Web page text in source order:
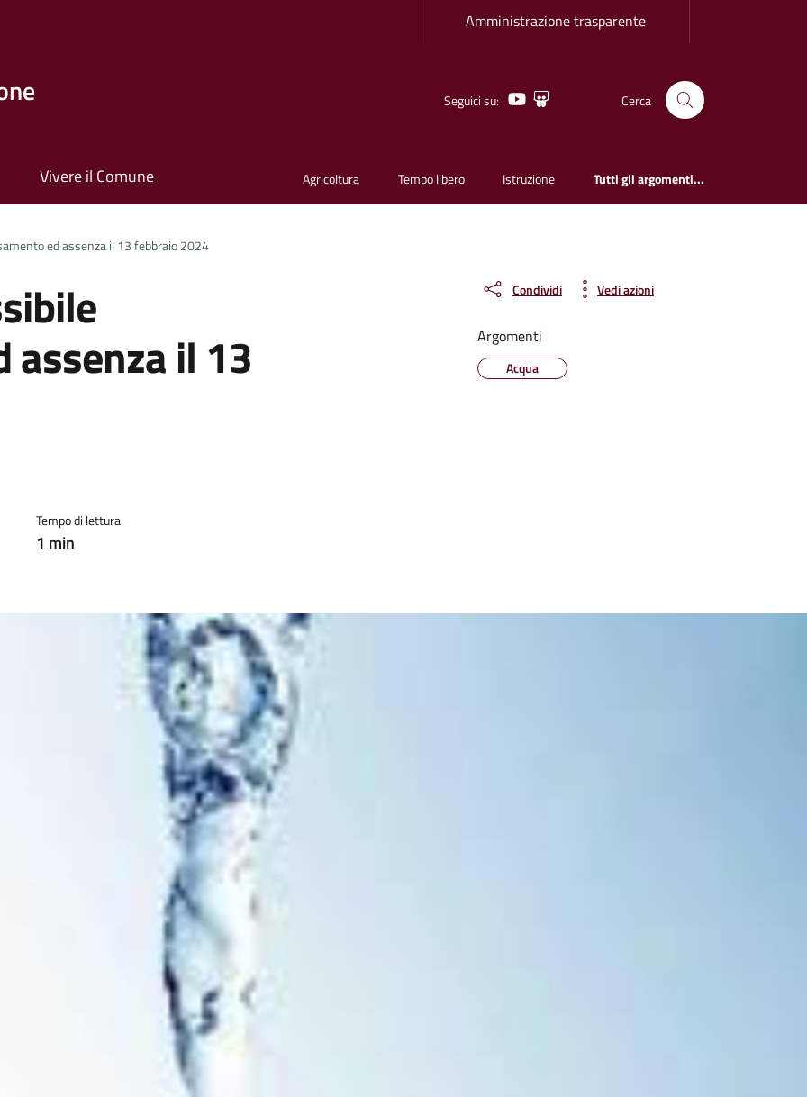
Amministrazione trasparente
Seguici su: YoutubeSlideshare Cerca
Vivere il Comune Agricoltura Tempo libero Istruzione Tutti gli argomenti...
ed assenza il 13 febbraio 2024
assenza il 13
Tempo di lettura:
1 min
Condividi Vedi azioni
Argomenti
Acqua